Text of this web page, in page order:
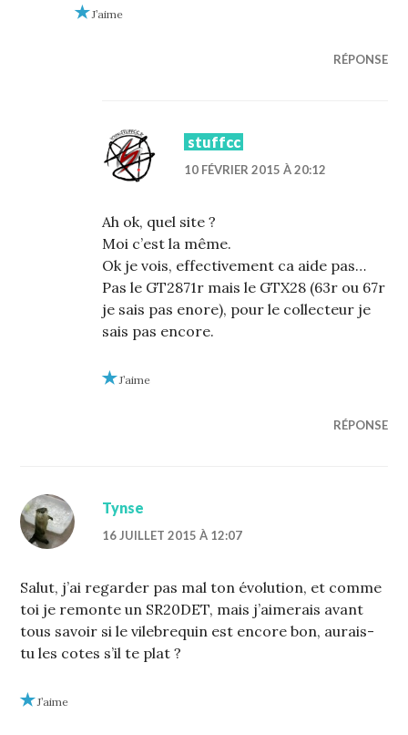
J’aime
RÉPONSE
stuffcc
10 FÉVRIER 2015 À 20:12
Ah ok, quel site ?
Moi c’est la même.
Ok je vois, effectivement ca aide pas…
Pas le GT2871r mais le GTX28 (63r ou 67r
je sais pas enore), pour le collecteur je
sais pas encore.
J’aime
RÉPONSE
Tynse
16 JUILLET 2015 À 12:07
Salut, j’ai regarder pas mal ton évolution, et comme
toi je remonte un SR20DET, mais j’aimerais avant
tous savoir si le vilebrequin est encore bon, aurais-
tu les cotes s’il te plat ?
J’aime